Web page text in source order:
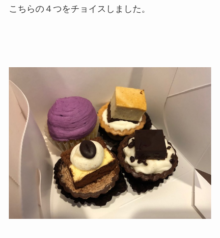
こちらの４つをチョイスしました。